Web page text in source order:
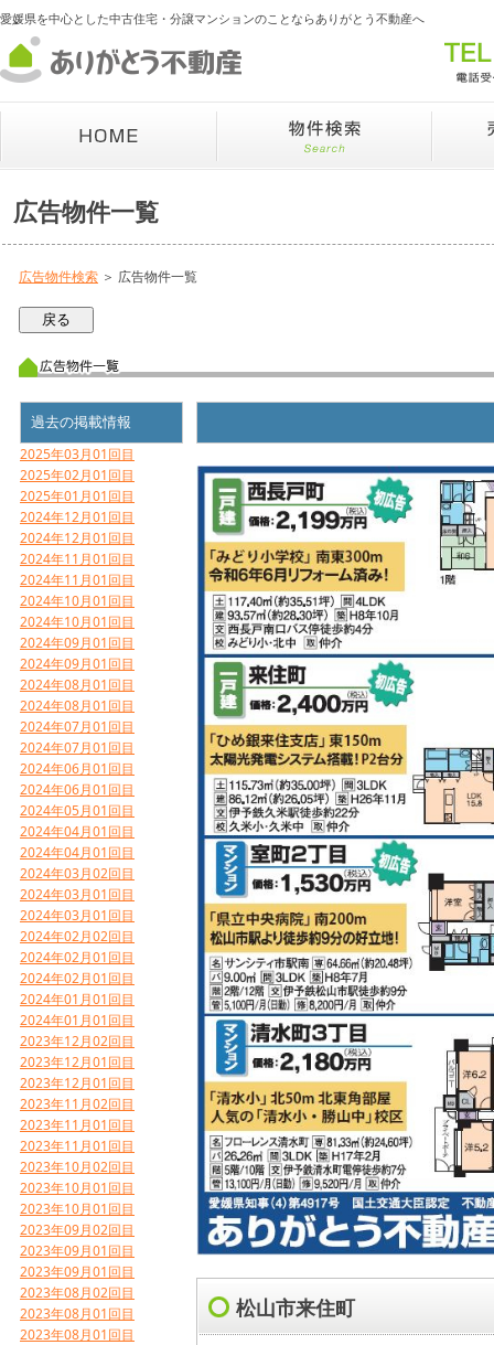
愛媛県を中心とした中古住宅・分譲マンションのことならありがとう不動産へ
広告物件一覧
広告物件検索 ＞ 広告物件一覧
過去の掲載情報
2025年03月01回目
2025年02月01回目
2025年01月01回目
2024年12月01回目
2024年12月01回目
2024年11月01回目
2024年11月01回目
2024年10月01回目
2024年10月01回目
2024年09月01回目
2024年09月01回目
2024年08月01回目
2024年08月01回目
2024年07月01回目
2024年07月01回目
2024年06月01回目
2024年06月01回目
2024年05月01回目
2024年04月01回目
2024年04月01回目
2024年03月02回目
2024年03月01回目
2024年03月01回目
2024年02月02回目
2024年02月01回目
2024年02月01回目
2024年01月01回目
2024年01月01回目
2023年12月02回目
2023年12月01回目
2023年12月01回目
2023年11月02回目
2023年11月01回目
2023年11月01回目
2023年10月02回目
2023年10月01回目
2023年10月01回目
2023年09月02回目
2023年09月01回目
2023年09月01回目
2023年08月02回目
2023年08月01回目
2023年08月01回目
松山市来住町